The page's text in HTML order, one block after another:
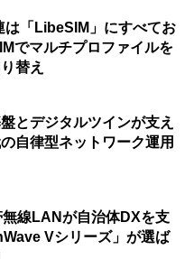
は「LibeSIM」にすべてお
でマルチプロファイルを
替え
とデジタルツインが支え
自律型ネットワーク運用
線LANが自治体DXを支
Vシリーズ」が選ば